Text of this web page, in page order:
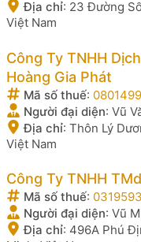
Địa chỉ: 23 Đường
Việt Nam
Công Ty TNHH
Hoàng Gia Phát
Mã số thuế:
Người đại diện: Vũ
Địa chỉ: Thôn Lý
Việt Nam
Công Ty TNHH
Mã số thuế:
Người đại diện: Vũ
Địa chỉ: 496A Phú